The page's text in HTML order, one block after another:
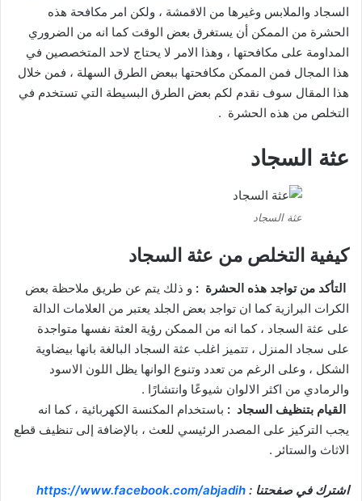
السجاد والملابس وغيرها من الاقمشة ، ولكن امر مكافحة هذه
الحشرة من الممكن أن يستغرق بعض الوقت كما انه من الضروري
المداومة على مكافحتها ، وهذا الامر لا يحتاج لاحد المتخصصين في
هذا المجال فمن الممكن مكافحتها ببعض الطرق السهلة ، فمن خلال
هذا المقال سوف نقدم لكم بعض الطرق البسيطة التي تستخدم في
التخلص من هذه الحشرة .
عثة السجاد
عثة السجاد
كيفية التخلص من عثة السجاد
التأكد من تواجد هذه الحشرة : و ذلك يتم عن طريق ملاحظة بعض
الكرات البرازية كما ان تواجد بعض الجلد يعتبر من العلامات الدالة
على عثة السجاد ، كما انه من الممكن رؤية العثة نفسها متواجدة
على سجاد المنزل ، تتميز اغلب عثة السجاد البالغة بانها بيضاوية
الشكل ، وعلى الرغم من تعدد وتنوع الوانها يظل اللون الاسود
والرمادي من اكثر الالوان شيوعًا وانتشارًا .
القيام بتنظيف السجاد : باستخدام المكنسة الكهربائية ، كما انه
يجب التركيز على المصدر الرئيسي للعث ، بالإضافة إلى تنظيف قطع
الاثاث والستائر .
اشترك في صفحتنا : https://www.facebook.com/abjadih